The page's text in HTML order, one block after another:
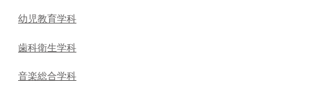
幼児教育学科
歯科衛生学科
音楽総合学科